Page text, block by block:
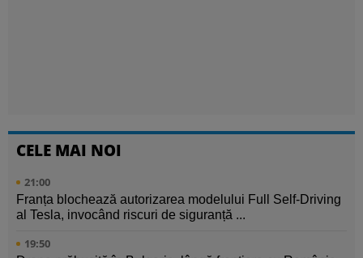
CELE MAI NOI
21:00
Franța blochează autorizarea modelului Full Self-Driving
al Tesla, invocând riscuri de siguranță ...
19:50